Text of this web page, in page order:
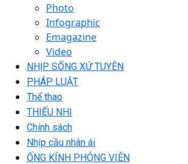
Photo
Infographic
Emagazine
Video
NHỊP SỐNG XỨ TUYÊN
PHÁP LUẬT
Thể thao
THIẾU NHI
Chính sách
Nhịp cầu nhân ái
ỐNG KÍNH PHÓNG VIÊN